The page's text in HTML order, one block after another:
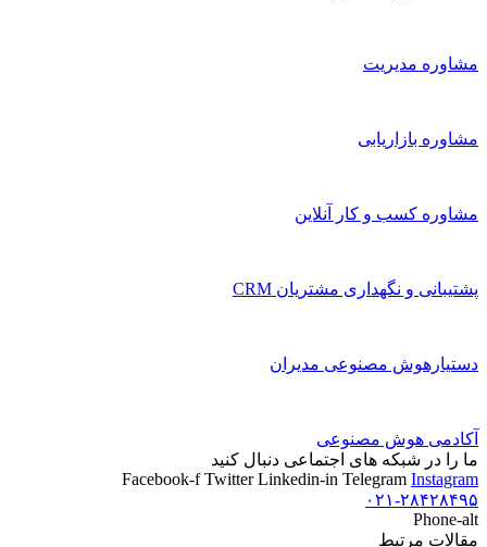
مشاوره مدیریت
مشاوره بازاریابی
مشاوره کسب و کار آنلاین
پشتیبانی و نگهداری مشتریان CRM
دستیارهوش مصنوعی مدیران
آکادمی هوش مصنوعی
ما را در شبکه های اجتماعی دنبال کنید
Facebook-f Twitter Linkedin-in Telegram Instagram
۰۲۱-۲۸۴۲۸۴۹۵
Phone-alt
مقالات مرتبط